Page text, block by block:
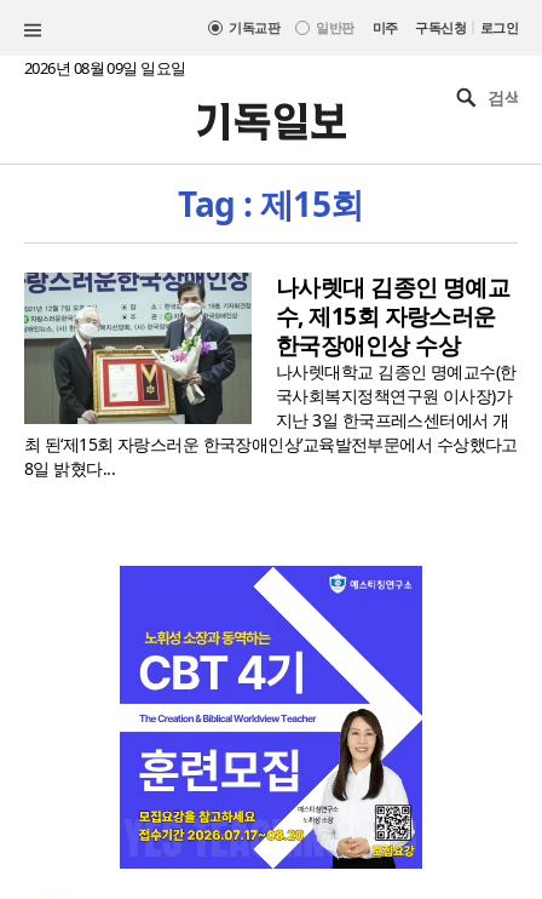
기독교판 일반판 미주 구독신청 | 로그인
2026년 08월 09일 일요일
Tag : 제15회
나사렛대 김종인 명예교
수, 제15회 자랑스러운
한국장애인상 수상
나사렛대학교 김종인 명예교수(한
국사회복지정책연구원 이사장)가
지난 3일 한국프레스센터에서 개
최 된‘제15회 자랑스러운 한국장애인상’교육발전부문에서 수상했다고
8일 밝혔다...
느헤미야 연합기도회, ‘왕의 기도’로 나라·한국교회·다